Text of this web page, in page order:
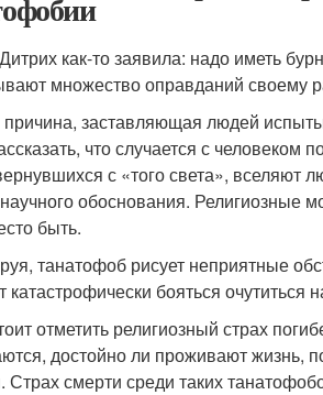
как-то заявила: надо иметь
множество оправданий своему
заставляющая людей
что случается с человеком
с «того света», вселяют
обоснования. Религиозные
быть.
танатофоб рисует неприятные
катастрофически бояться очутиться
отметить религиозный страх
достойно ли проживают жизнь,
Страх смерти среди таких